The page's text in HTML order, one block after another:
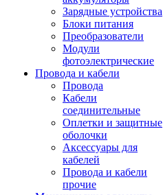
Зарядные устройства
Блоки питания
Преобразователи
Модули
фотоэлектрические
Провода и кабели
Провода
Кабели
соединительные
Оплетки и защитные
оболочки
Аксессуары для
кабелей
Провода и кабели
прочие